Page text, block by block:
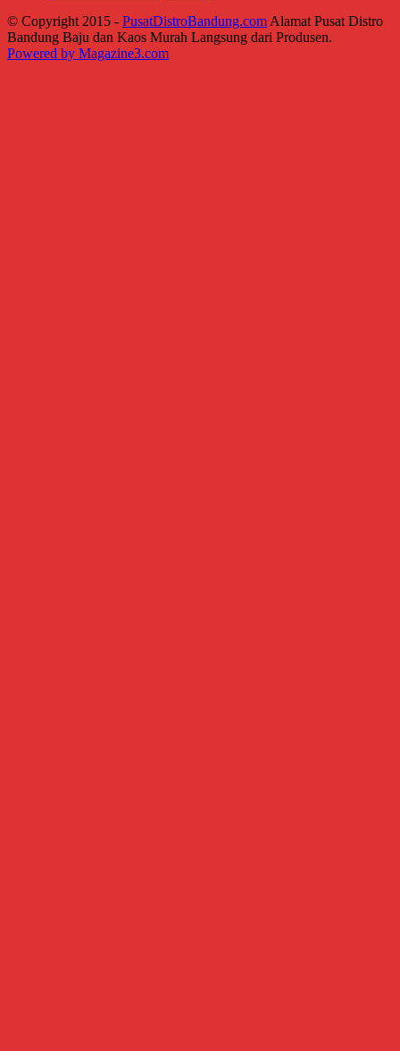
© Copyright 2015 - PusatDistroBandung.com Alamat Pusat Distro
Bandung Baju dan Kaos Murah Langsung dari Produsen.
Powered by Magazine3.com